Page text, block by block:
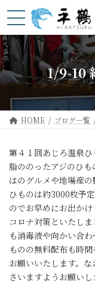
ン
ン
ツ
へ
ス
プ
ビ
ー
シ
ョ
ン
動
1/9-10
HOME ブログ一覧
第４１回あじろ温泉ひ
脂ののったアジのひ
はのグルメや地場産
ひものは約3000枚予
のでお早めにお出かけ
コロナ対策といたし
も消毒液や向かい合
ものの無料配布も時
お願いいたします。
さいますようお願い